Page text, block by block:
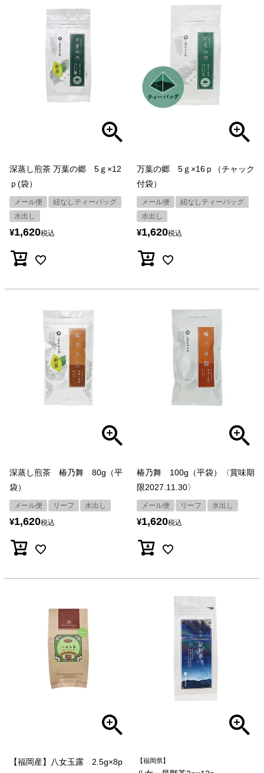
深蒸し煎茶 万葉の郷 5ｇ×12
ｐ(袋）
メール便
紐なしティーバッグ
水出し
¥1,620税込
万葉の郷 5ｇ×16ｐ（チャック
付袋）
メール便
紐なしティーバッグ
水出し
¥1,620税込
深蒸し煎茶 椿乃舞 80g（平
袋）
メール便 リーフ 水出し
¥1,620税込
椿乃舞 100g（平袋）〈賞味期
限2027.11.30〉
メール便 リーフ 水出し
¥1,620税込
【福岡産】八女玉露 2.5g×8p 【福岡県】